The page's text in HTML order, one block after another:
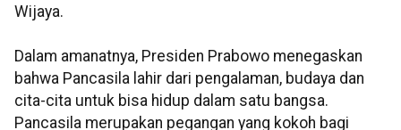
Wijaya.
Dalam amanatnya, Presiden Prabowo menegaskan
bahwa Pancasila lahir dari pengalaman, budaya dan
cita-cita untuk bisa hidup dalam satu bangsa.
Pancasila merupakan pegangan yang kokoh bagi